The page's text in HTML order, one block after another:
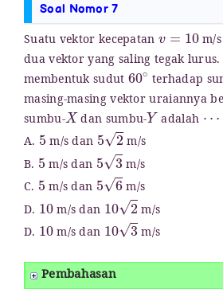
Soal Nomor 7
Suatu vektor kecepatanv=10 m/
dua vektor yang saling tegak
membentuk sudut60∘terhadap
masing-masing vektor uraiannya
sumbu-X dan sumbu-Y adalah⋯⋅
A. 5m/s dan52
m/s
B. 5 m/s dan 5 3 m/s
C. 5 m/s dan 56 m/s
D. 10m/s dan 102
m/s
D. 10m/s dan 103 m/s
Pembahasan